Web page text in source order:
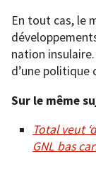
En tout cas, le
nation
d’une politique
Sur le même
Total veut
GNL bas